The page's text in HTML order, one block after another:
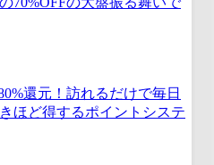
還元！訪れるだけで毎日
ほど得するポイントシステ